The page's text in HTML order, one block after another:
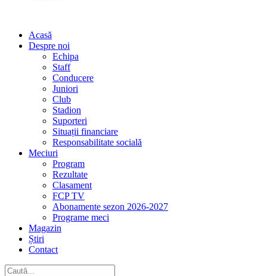
Acasă
Despre noi
Echipa
Staff
Conducere
Juniori
Club
Stadion
Suporteri
Situații financiare
Responsabilitate socială
Meciuri
Program
Rezultate
Clasament
FCP TV
Abonamente sezon 2026-2027
Programe meci
Magazin
Știri
Contact